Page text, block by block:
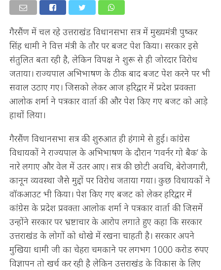
गैरसैंण में चल रहे उत्तराखंड विधानसभा सत्र में मुख्यमंत्री पुष्कर
सिंह धामी ने वित्त मंत्री के तौर पर बजट पेश किया। सरकार इसे
संतुलित बता रही है, लेकिन विपक्ष ने शुरू से ही जोरदार विरोध
जताया। राज्यपाल अभिभाषण के ठीक बाद बजट पेश करने पर भी
सवाल उठाए गए। जिसको लेकर आज हरिद्वार में प्रदेश प्रवक्ता
आलोक शर्मा ने पत्रकार वार्ता की और पेश किए गए बजट को आड़े
हाथों लिया।
गैरसैंण विधानसभा सत्र की शुरुआत ही हंगामे से हुई। कांग्रेस
विधायकों ने राज्यपाल के अभिभाषण के दौरान ‘गवर्नर गो बैक’ के
नारे लगाए और वेल में उतर आए। सत्र की छोटी अवधि, बेरोजगारी,
कानून व्यवस्था जैसे मुद्दों पर विरोध जताया गया। कुछ विधायकों ने
वॉकआउट भी किया। पेश किए गए बजट को लेकर हरिद्वार में
कांग्रेस के प्रदेश प्रवक्ता आलोक शर्मा ने पत्रकार वार्ता की जिसमें
उन्होंने सरकार पर भ्रष्टाचार के आरोप लगाते हुए कहा कि सरकार
उत्तराखंड के लोगों को धोखे में रखना चाहती है। सरकार अपने
मुखिया धामी जी का चेहरा चमकाने पर लगभग 1000 करोड रुपए
विज्ञापन तो खर्च कर रही है लेकिन उत्तराखंड के विकास के लिए